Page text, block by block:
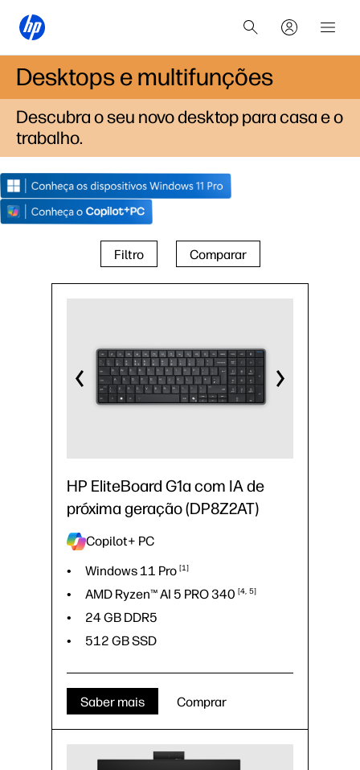
Desktops e multifunções
Descubra o seu novo desktop para casa e o
trabalho.
Filtro Comparar
HP EliteBoard G1a com IA de
próxima geração (DP8Z2AT)
Copilot+ PC
Windows 11 Pro 1
AMD Ryzen™ AI 5 PRO 340 4 5
24 GB DDR5
512 GB SSD
Saber mais Comprar